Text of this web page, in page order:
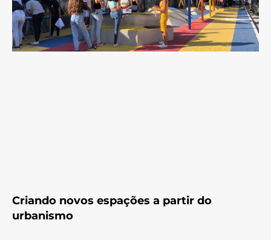
Criando novos espações a partir do
urbanismo